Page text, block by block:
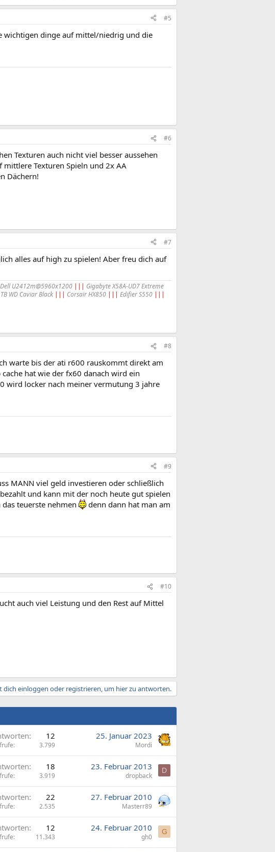
#5
wichtigen dinge auf mittel/niedrig und die
#6
Texturen auch nicht viel besser aussehen
Texturen Spieln und 2x AA
Dächern!
#7
alles auf high zu spielen! Aber freu dich auf
U2412m@5960x1200 ||| Gigabyte X58A-UD7 Extreme
WD Caviar Black ||| Corsair HX850 ||| Edifier S550 |||
#8
warte bis der ati r600 rauskommt direkt am
hat wie der fx60 danach wird ein
wird locker nach meiner vermutung 3 jahre
#9
MANN viel geld investieren oder schließlich
und kann mit der noch heute gut spielen
teuerste nehmen
denn dann hat man am
#10
auch viel Leistung und den Rest auf Mittel
dich einloggen oder registrieren, um hier zu antworten.
12
3.799
25. Januar 2023
Mordi
18
3.919
23. Februar 2013
dropback
D
22
2.535
27. Februar 2010
Masterr89
12
11.343
24. Februar 2010
gh0
G